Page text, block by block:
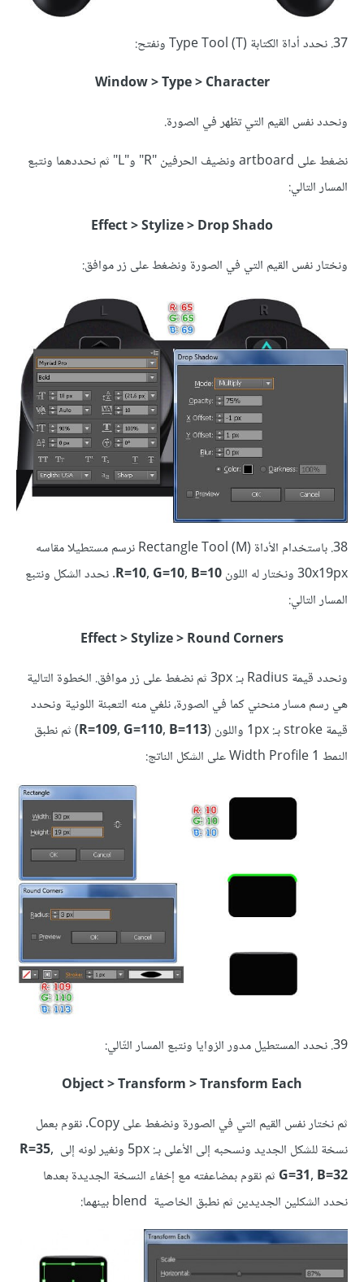
37. نحدد أداة الكتابة (Type Tool (T ونفتح:
Window > Type > Character
ونحدد نفس القيم التي تظهر في الصورة.
نضغط على artboard ونضيف الحرفين "R" و"L" ثم نحددهما ونتبع
المسار التالي:
Effect > Stylize > Drop Shado
ونختار نفس القيم التي في الصورة ونضغط على زر موافق:
38. باستخدام الأداة (Rectangle Tool (M نرسم مستطيلا مقاسه
30x19px ونختار له اللون
R=10, G=10, B=10. نحدد الشكل ونتبع
المسار التالي:
Effect > Stylize > Round Corners
ونحدد قيمة Radius بـ: 3px ثم نضغط على زر موافق. الخطوة التالية
هي رسم مسار منحني كما في الصورة، نلغي منه التعبئة اللونية ونحدد
قيمة stroke بـ: 1px واللون (
R=109, G=110, B=113) ثم نطبق
النمط Width Profile 1 على الشكل الناتج:
39. نحدد المستطيل مدور الزوايا ونتبع المسار التّالي:
Object > Transform > Transform Each
ثم نختار نفس القيم التي في الصورة ونضغط على Copy. نقوم بعمل
نسخة للشكل الجديد ونسحبه إلى الأعلى بـ: 5px ونغير لونه إلى
R=35,
G=31, B=32 ثم نقوم بمضاعفته مع إخفاء النسخة الجديدة بعدها
نحدد الشكلين الجديدين ثم نطبق الخاصية blend بينهما: